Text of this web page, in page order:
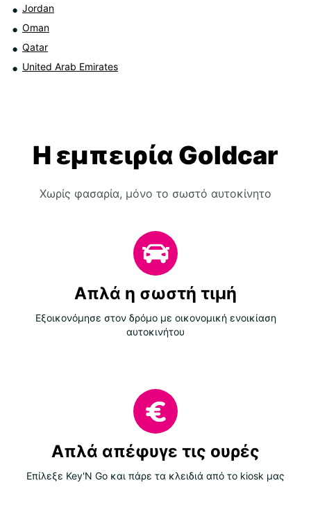
Jordan
Oman
Qatar
United Arab Emirates
Η εμπειρία Goldcar
Χωρίς φασαρία, μόνο το σωστό αυτοκίνητο
Απλά η σωστή τιμή
Εξοικονόμησε στον δρόμο με οικονομική ενοικίαση
αυτοκινήτου
Απλά απέφυγε τις ουρές
Επίλεξε Key'N Go και πάρε τα κλειδιά από το kiosk μας